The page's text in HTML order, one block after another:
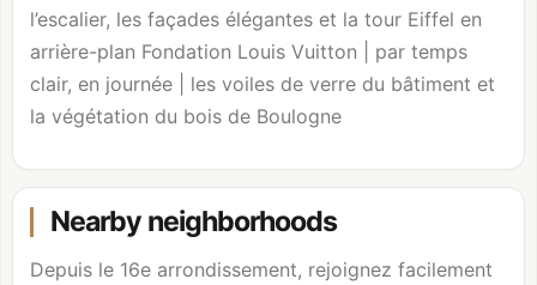
l’escalier, les façades élégantes et la tour Eiffel en
arrière-plan Fondation Louis Vuitton | par temps
clair, en journée | les voiles de verre du bâtiment et
la végétation du bois de Boulogne
Nearby neighborhoods
Depuis le 16e arrondissement, rejoignez facilement